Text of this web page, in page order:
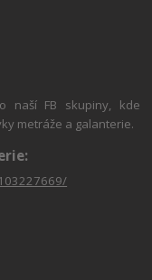
naší FB skupiny, kde
metráže a galanterie.